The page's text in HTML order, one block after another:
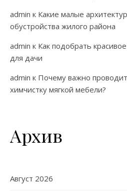
admin к Какие малые
обустройства жилого района
admin к Как подобрать
для дачи
admin к Почему важно
химчистку мягкой мебели?
Архив
Август 2026